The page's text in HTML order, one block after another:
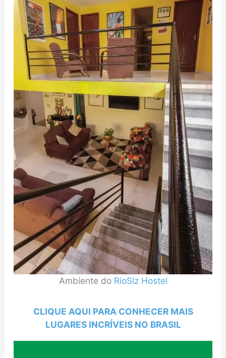
Ambiente do RioSlz Hostel
CLIQUE AQUI PARA CONHECER MAIS
LUGARES INCRÍVEIS NO BRASIL